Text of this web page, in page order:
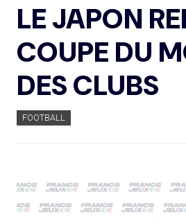
LE JAPON
COUPE DU
DES CLUBS
FOOTBALL